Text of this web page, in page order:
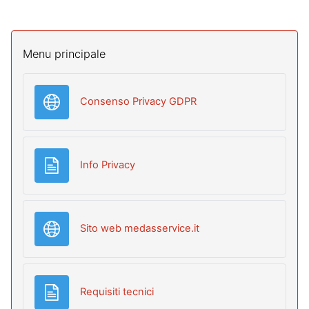
Salta Menu principale
Menu principale
Consenso Privacy GDPRURL
Info PrivacyPagina
Sito web medasservice.itURL
Requisiti tecniciPagina